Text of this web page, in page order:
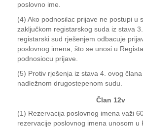
poslovno ime.
(4) Ako podnosilac prijave ne postupi u
zaključkom registarskog suda iz stava
registarski sud rješenjem odbacuje
poslovnog imena, što se unosi u
podnosiocu prijave.
(5) Protiv rješenja iz stava 4. ovog
nadležnom drugostepenom sudu.
Član 12v
(1) Rezervacija poslovnog imena važi
rezervacije poslovnog imena unosom u